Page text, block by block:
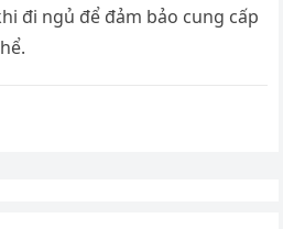
đi ngủ để đảm bảo cung cấp